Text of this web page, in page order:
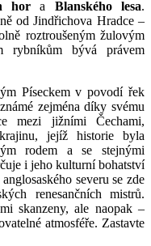
hor a Blanského lesa.
od Jindřichova Hradce –
roztroušeným žulovým
rybníkům bývá právem
Píseckem v povodí řek
zejména díky svému
mezi jižními Čechami,
jejíž historie byla
rodem a se stejnými
i jeho kulturní bohatství
severu se zde
renesančních mistrů.
skanzeny, ale naopak –
atmosféře. Zastavte